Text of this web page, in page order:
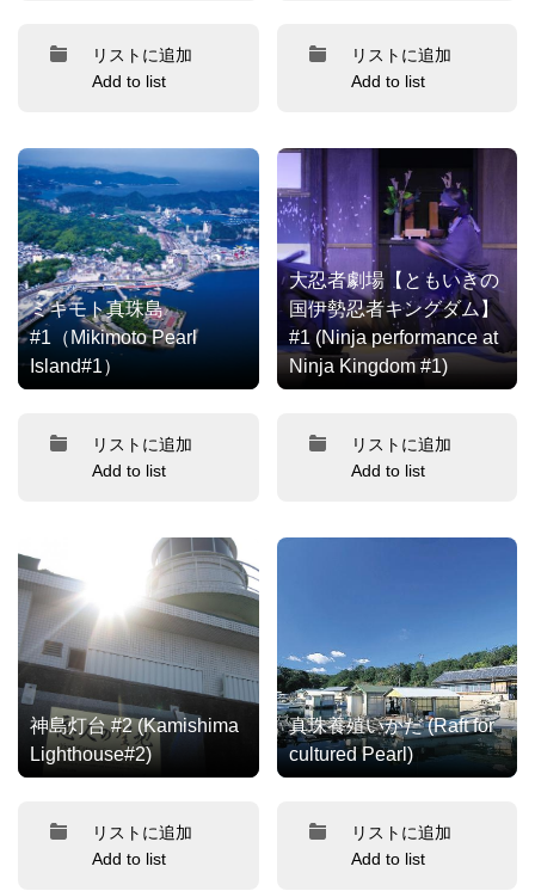
リストに追加
Add to list
リストに追加
Add to list
ミキモト真珠島
#1（Mikimoto Pearl
Island#1）
リストに追加
Add to list
大忍者劇場【ともいきの
国伊勢忍者キングダム】
#1 (Ninja performance at
Ninja Kingdom #1)
リストに追加
Add to list
神島灯台 #2 (Kamishima
Lighthouse#2)
リストに追加
Add to list
真珠養殖いかだ (Raft for
cultured Pearl)
リストに追加
Add to list